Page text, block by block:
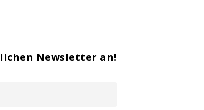
Newsletter an!